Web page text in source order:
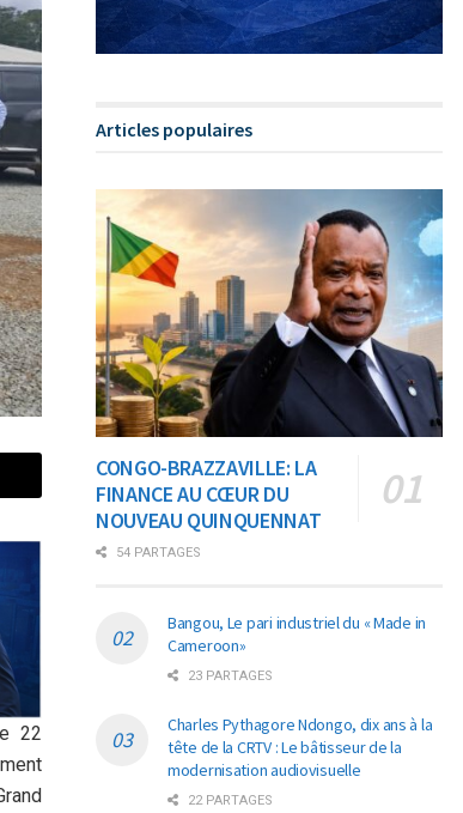
22
Articles populaires
CONGO-BRAZZAVILLE: LA
FINANCE AU CŒUR DU
NOUVEAU QUINQUENNAT
54 PARTAGES
Bangou, Le pari industriel du « Made in
Cameroon»
23 PARTAGES
Charles Pythagore Ndongo, dix ans à la
tête de la CRTV : Le bâtisseur de la
modernisation audiovisuelle
22 PARTAGES